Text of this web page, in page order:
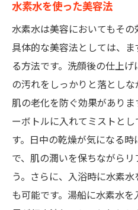
水素水を使った美容法
水素水は美容においてもその
具体的な美容法としては、
る方法です。洗顔後の仕上
の汚れをしっかりと落とし
肌の老化を防ぐ効果があり
ーボトルに入れてミストと
す。日中の乾燥が気になる
で、肌の潤いを保ちながら
う。さらに、入浴時に水素
も可能です。湯船に水素水